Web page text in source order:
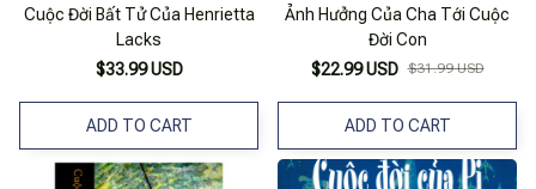
Cuộc Đời Bất Tử Của Henrietta
Lacks
$33.99 USD
ADD TO CART
Ảnh Hưởng Của Cha Tới Cuộc
Đời Con
$22.99 USD $31.99 USD
ADD TO CART